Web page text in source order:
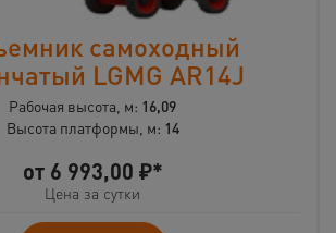
самоходный
LGMG AR14J
Рабочая высота, м: 16,09
Высота платформы, м: 14
от 6 993,00 ₽*
Цена за сутки